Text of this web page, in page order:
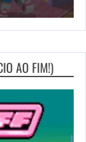
AO FIM!)